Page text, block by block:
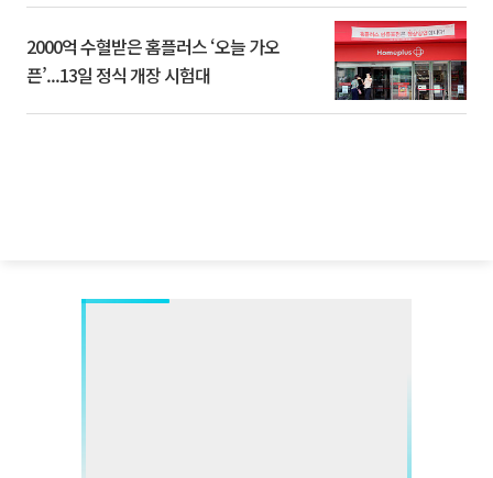
2000억 수혈받은 홈플러스 ‘오늘 가오
픈’...13일 정식 개장 시험대